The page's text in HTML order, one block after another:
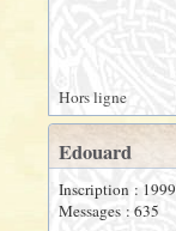
Hors ligne
Edouard
Inscription : 1999
Messages : 635